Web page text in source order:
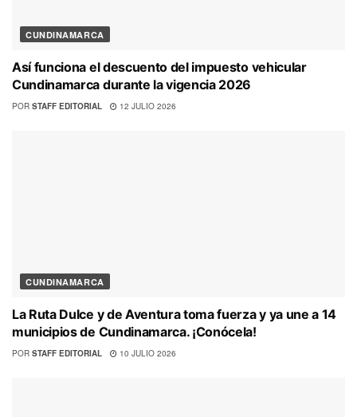
CUNDINAMARCA
Así funciona el descuento del impuesto vehicular
Cundinamarca durante la vigencia 2026
POR STAFF EDITORIAL 12 JULIO 2026
CUNDINAMARCA
La Ruta Dulce y de Aventura toma fuerza y ya une a 14
municipios de Cundinamarca. ¡Conócela!
POR STAFF EDITORIAL 10 JULIO 2026